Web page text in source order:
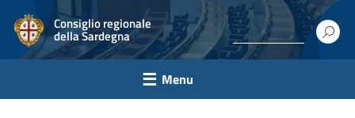
Consiglio regionale
della Sardegna
Menu